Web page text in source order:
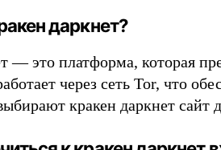
даркнет?
— это платформа, которая
через сеть Tor, что
кракен даркнет